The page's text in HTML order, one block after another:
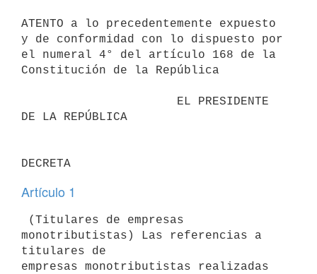
ATENTO a lo precedentemente expuesto
y de conformidad con lo dispuesto por
el numeral 4° del artículo 168 de la
Constitución de la República
DE LA REPÚBLICA
Artículo 1
monotributistas) Las referencias a
titulares de
empresas monotributistas realizadas